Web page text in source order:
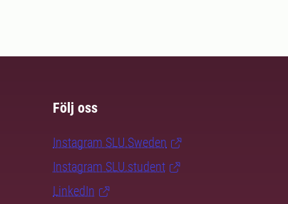
Följ oss
Instagram SLU.Sweden
Instagram SLU.student
LinkedIn